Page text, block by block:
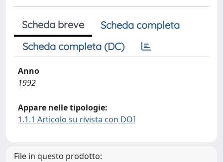
Scheda breve
Scheda completa
Scheda completa (DC)
Anno
1992
Appare nelle tipologie:
1.1.1 Articolo su rivista con DOI
File in questo prodotto: